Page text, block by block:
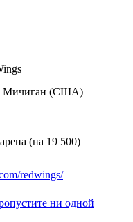
Мичиган (США)
(на 19 500)
redwings/
ни одной